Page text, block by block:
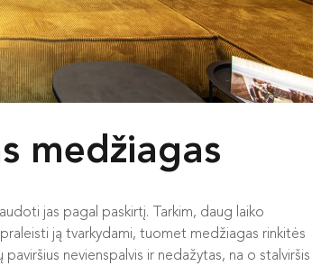
medžiagas
jas pagal paskirtį. Tarkim, daug laiko
ją tvarkydami, tuomet medžiagas rinkitės
nevienspalvis ir nedažytas, na o stalviršis